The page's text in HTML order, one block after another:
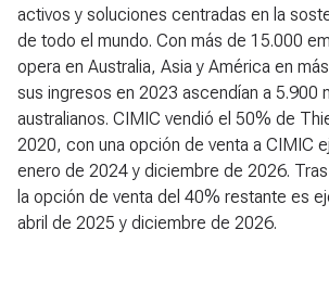
activos y soluciones centradas en la
de todo el mundo. Con más de 15.000
opera en Australia, Asia y América en
sus ingresos en 2023 ascendían a 5.900
australianos. CIMIC vendió el 50% de
2020, con una opción de venta a CIMIC
enero de 2024 y diciembre de 2026.
la opción de venta del 40% restante es
abril de 2025 y diciembre de 2026.